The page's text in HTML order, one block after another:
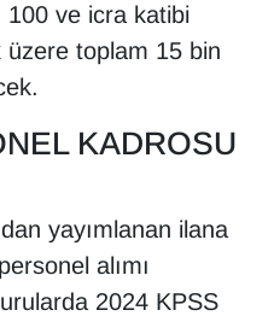
ve icra katibi
üzere toplam 15 bin
KADROSU
yayımlanan ilana
alımı
2024 KPSS